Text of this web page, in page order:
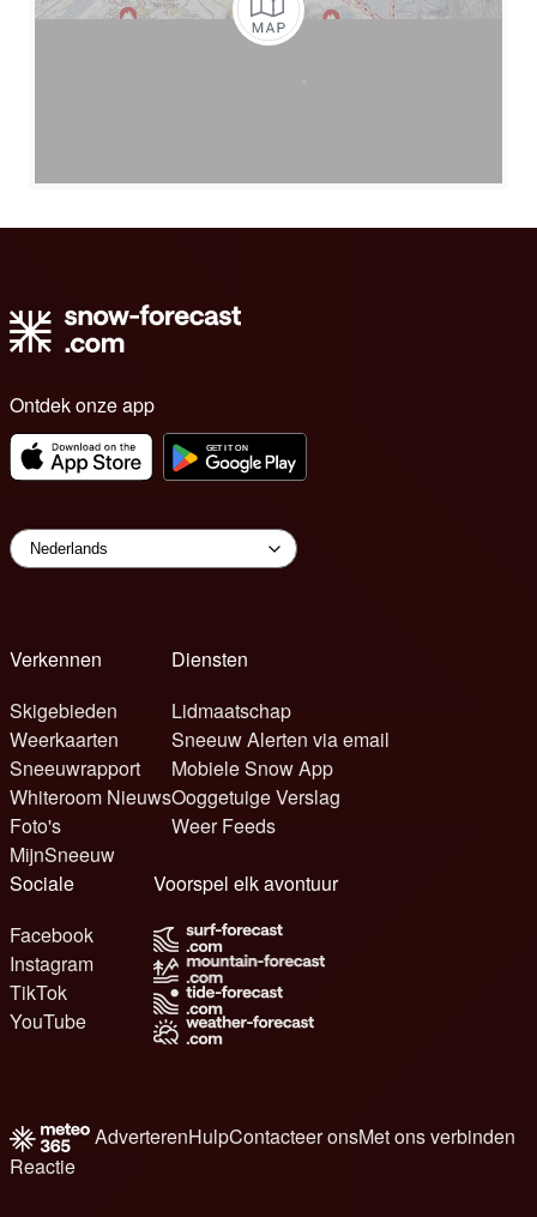
Ontdek onze app
Verkennen
Skigebieden
Weerkaarten
Sneeuwrapport
Whiteroom Nieuws
Foto's
MijnSneeuw
Diensten
Lidmaatschap
Sneeuw Alerten via email
Mobiele Snow App
Ooggetuige Verslag
Weer Feeds
Sociale
Facebook
Instagram
TikTok
YouTube
Voorspel elk avontuur
AdverterenHulpContacteer onsMet ons verbinden
Reactie